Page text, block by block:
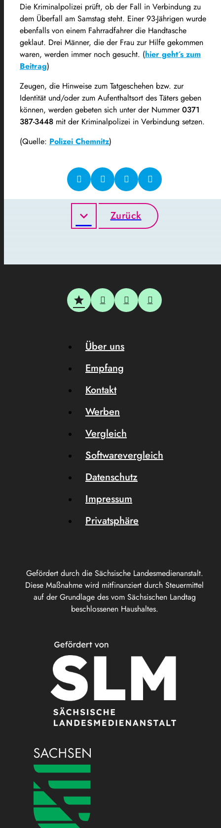
Die Kriminalpolizei prüft, ob der Fall in Verbindung zu
dem Überfall am Samstag steht. Einer 93-Jährigen wurde
ebenfalls von einem Fahrradfahrer die Handtasche
geklaut. Drei Männer, die der Frau zur Hilfe gekommen
waren, werden immer noch gesucht. (hier geht´s zum
Beitrag)
Zeugen, die Hinweise zum Tatgeschehen bzw. zur
Identität und/oder zum Aufenthaltsort des Täters geben
können, werden gebeten sich unter der Nummer0371
387-3448 mit der Kriminalpolizei in Verbindung setzen.
(Quelle: Polizei Chemnitz)
Zurück
Gefördert durch die Sächsische Landesmedienanstalt.
Diese Maßnahme wird mitfinanziert durch Steuermittel
auf der Grundlage des vom Sächsischen Landtag
beschlossenen Haushaltes.
Über uns
Empfang
Kontakt
Werben
Vergleich
Softwarevergleich
Datenschutz
Impressum
Privatsphäre